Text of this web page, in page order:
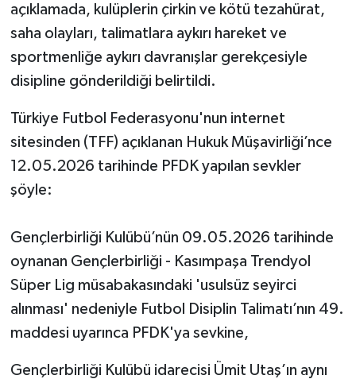
açıklamada, kulüplerin çirkin ve kötü tezahürat,
saha olayları, talimatlara aykırı hareket ve
sportmenliğe aykırı davranışlar gerekçesiyle
disipline gönderildiği belirtildi.
Türkiye Futbol Federasyonu'nun internet
sitesinden (TFF) açıklanan Hukuk Müşavirliği’nce
12.05.2026 tarihinde PFDK yapılan sevkler
şöyle:
Gençlerbirliği Kulübü’nün 09.05.2026 tarihinde
oynanan Gençlerbirliği - Kasımpaşa Trendyol
Süper Lig müsabakasındaki 'usulsüz seyirci
alınması' nedeniyle Futbol Disiplin Talimatı’nın 49.
maddesi uyarınca PFDK'ya sevkine,
Gençlerbirliği Kulübü idarecisi Ümit Utaş’ın aynı
Türkiye
Video Haber
Yaşam
Yemek